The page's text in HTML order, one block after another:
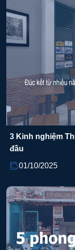
3 Kinh nghiệm
đầu
01/10/2025